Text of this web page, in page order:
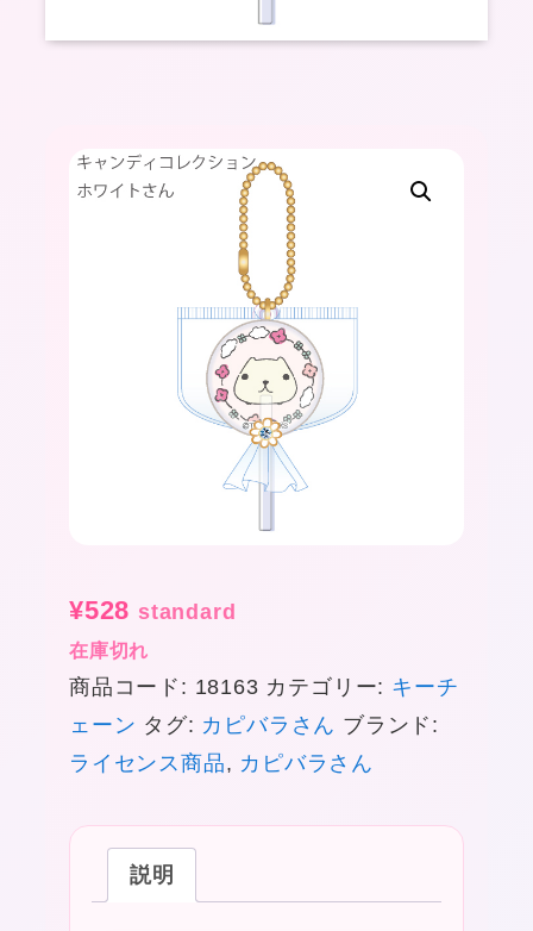
¥528 standard
在庫切れ
商品コード: 18163 カテゴリー: キーチ
ェーン タグ: カピバラさん ブランド:
ライセンス商品, カピバラさん
説明